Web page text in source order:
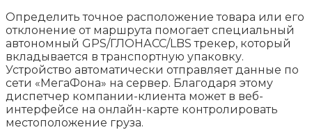
Определить точное расположение товара или его
отклонение от маршрута помогает специальный
автономный GPS/ГЛОНАСС/LBS трекер, который
вкладывается в транспортную упаковку.
Устройство автоматически отправляет данные по
сети «МегаФона» на сервер. Благодаря этому
диспетчер компании-клиента может в веб-
интерфейсе на онлайн-карте контролировать
местоположение груза.